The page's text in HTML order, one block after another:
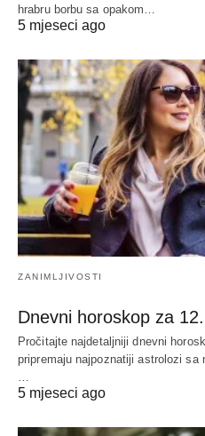
hrabru borbu sa opakom…
5 mjeseci ago
ZANIMLJIVOSTI
Dnevni horoskop za
Pročitajte najdetaljniji dnevni
pripremaju najpoznatiji astrolozi sa
5 mjeseci ago